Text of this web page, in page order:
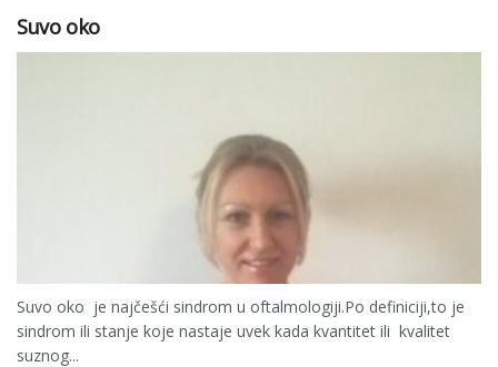
Suvo oko
Suvo oko je najčešći sindrom u oftalmologiji.Po definiciji,to je
sindrom ili stanje koje nastaje uvek kada kvantitet ili kvalitet
suznog...